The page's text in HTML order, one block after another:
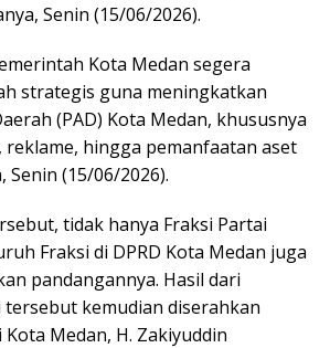
Senin (15/06/2026).
Kota Medan segera
strategis guna meningkatkan
(PAD) Kota Medan, khususnya
hingga pemanfaatan aset
Senin (15/06/2026).
tidak hanya Fraksi Partai
Fraksi di DPRD Kota Medan juga
pandangannya. Hasil dari
tersebut kemudian diserahkan
Medan, H. Zakiyuddin